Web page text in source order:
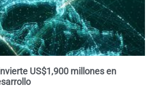
US$1,900 millones en